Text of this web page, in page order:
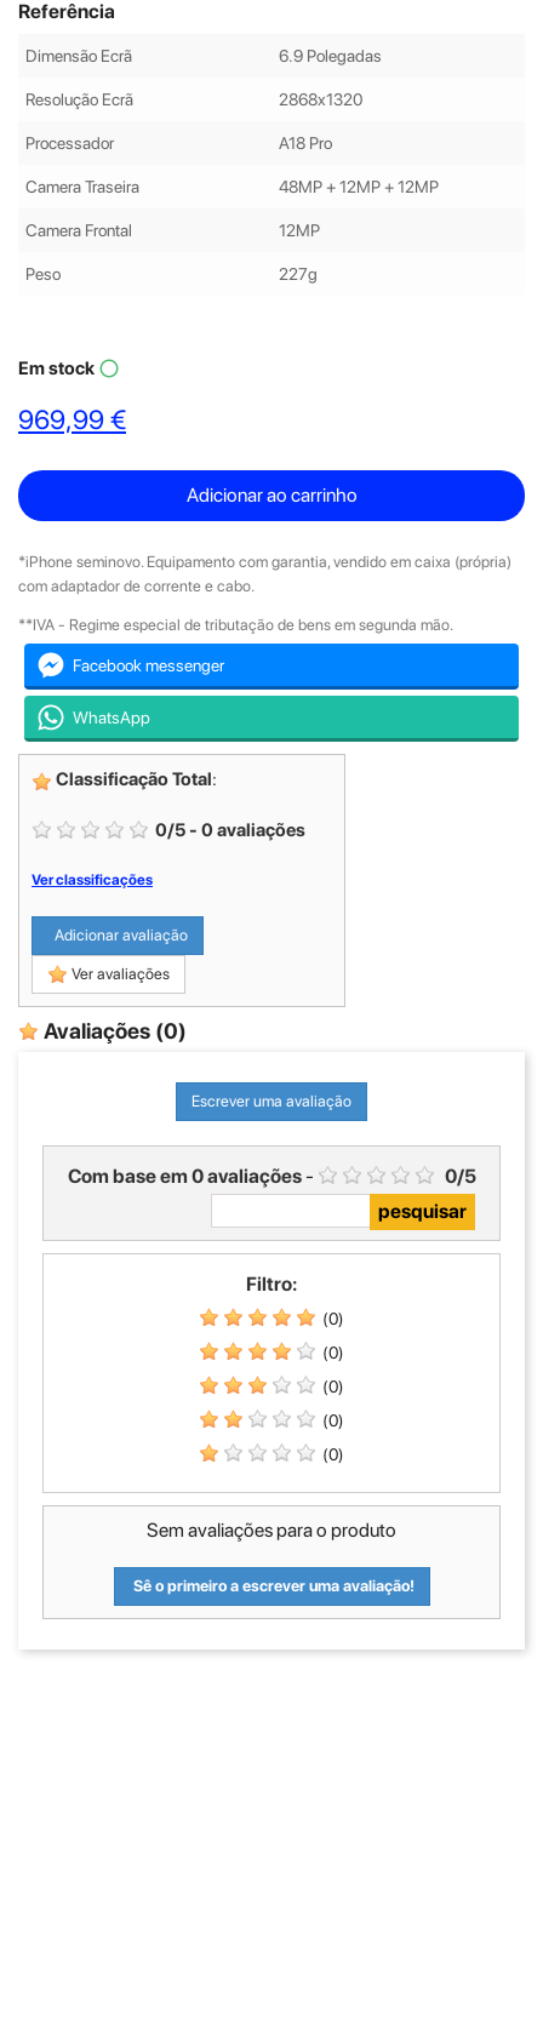
Referência
Dimensão Ecrã 6.9 Polegadas
Resolução Ecrã 2868x1320
Processador A18 Pro
Camera Traseira 48MP + 12MP + 12MP
Camera Frontal 12MP
Peso 227g
Em stock panorama_fish_eye
969,99 €
Adicionar ao carrinho
*iPhone seminovo. Equipamento com garantia, vendido em caixa (própria)
com adaptador de corrente e cabo.
**IVA - Regime especial de tributação de bens em segunda mão.
Facebook messenger
WhatsApp
Classificação Total:
0/5 - 0 avaliações
Ver classificações
Adicionar avaliação
Ver avaliações
Avaliações (0)
Escrever uma avaliação
Com base em 0avaliações- 0/5
Filtro:
(0)
(0)
(0)
(0)
(0)
Sem avaliações para o produto
Sê o primeiro a escrever uma avaliação!